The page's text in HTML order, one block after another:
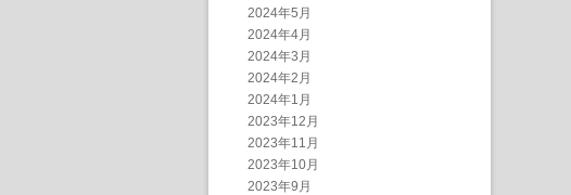
2024年5月
2024年4月
2024年3月
2024年2月
2024年1月
2023年12月
2023年11月
2023年10月
2023年9月